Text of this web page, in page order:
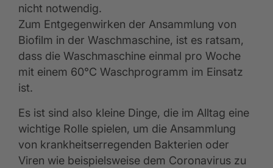
nicht notwendig.
Zum Entgegenwirken der Ansammlung von
Biofilm in der Waschmaschine, ist es ratsam,
dass die Waschmaschine einmal pro Woche
mit einem 60°C Waschprogramm im Einsatz
ist.
Es ist sind also kleine Dinge, die im Alltag eine
wichtige Rolle spielen, um die Ansammlung
von krankheitserregenden Bakterien oder
Viren wie beispielsweise dem Coronavirus zu